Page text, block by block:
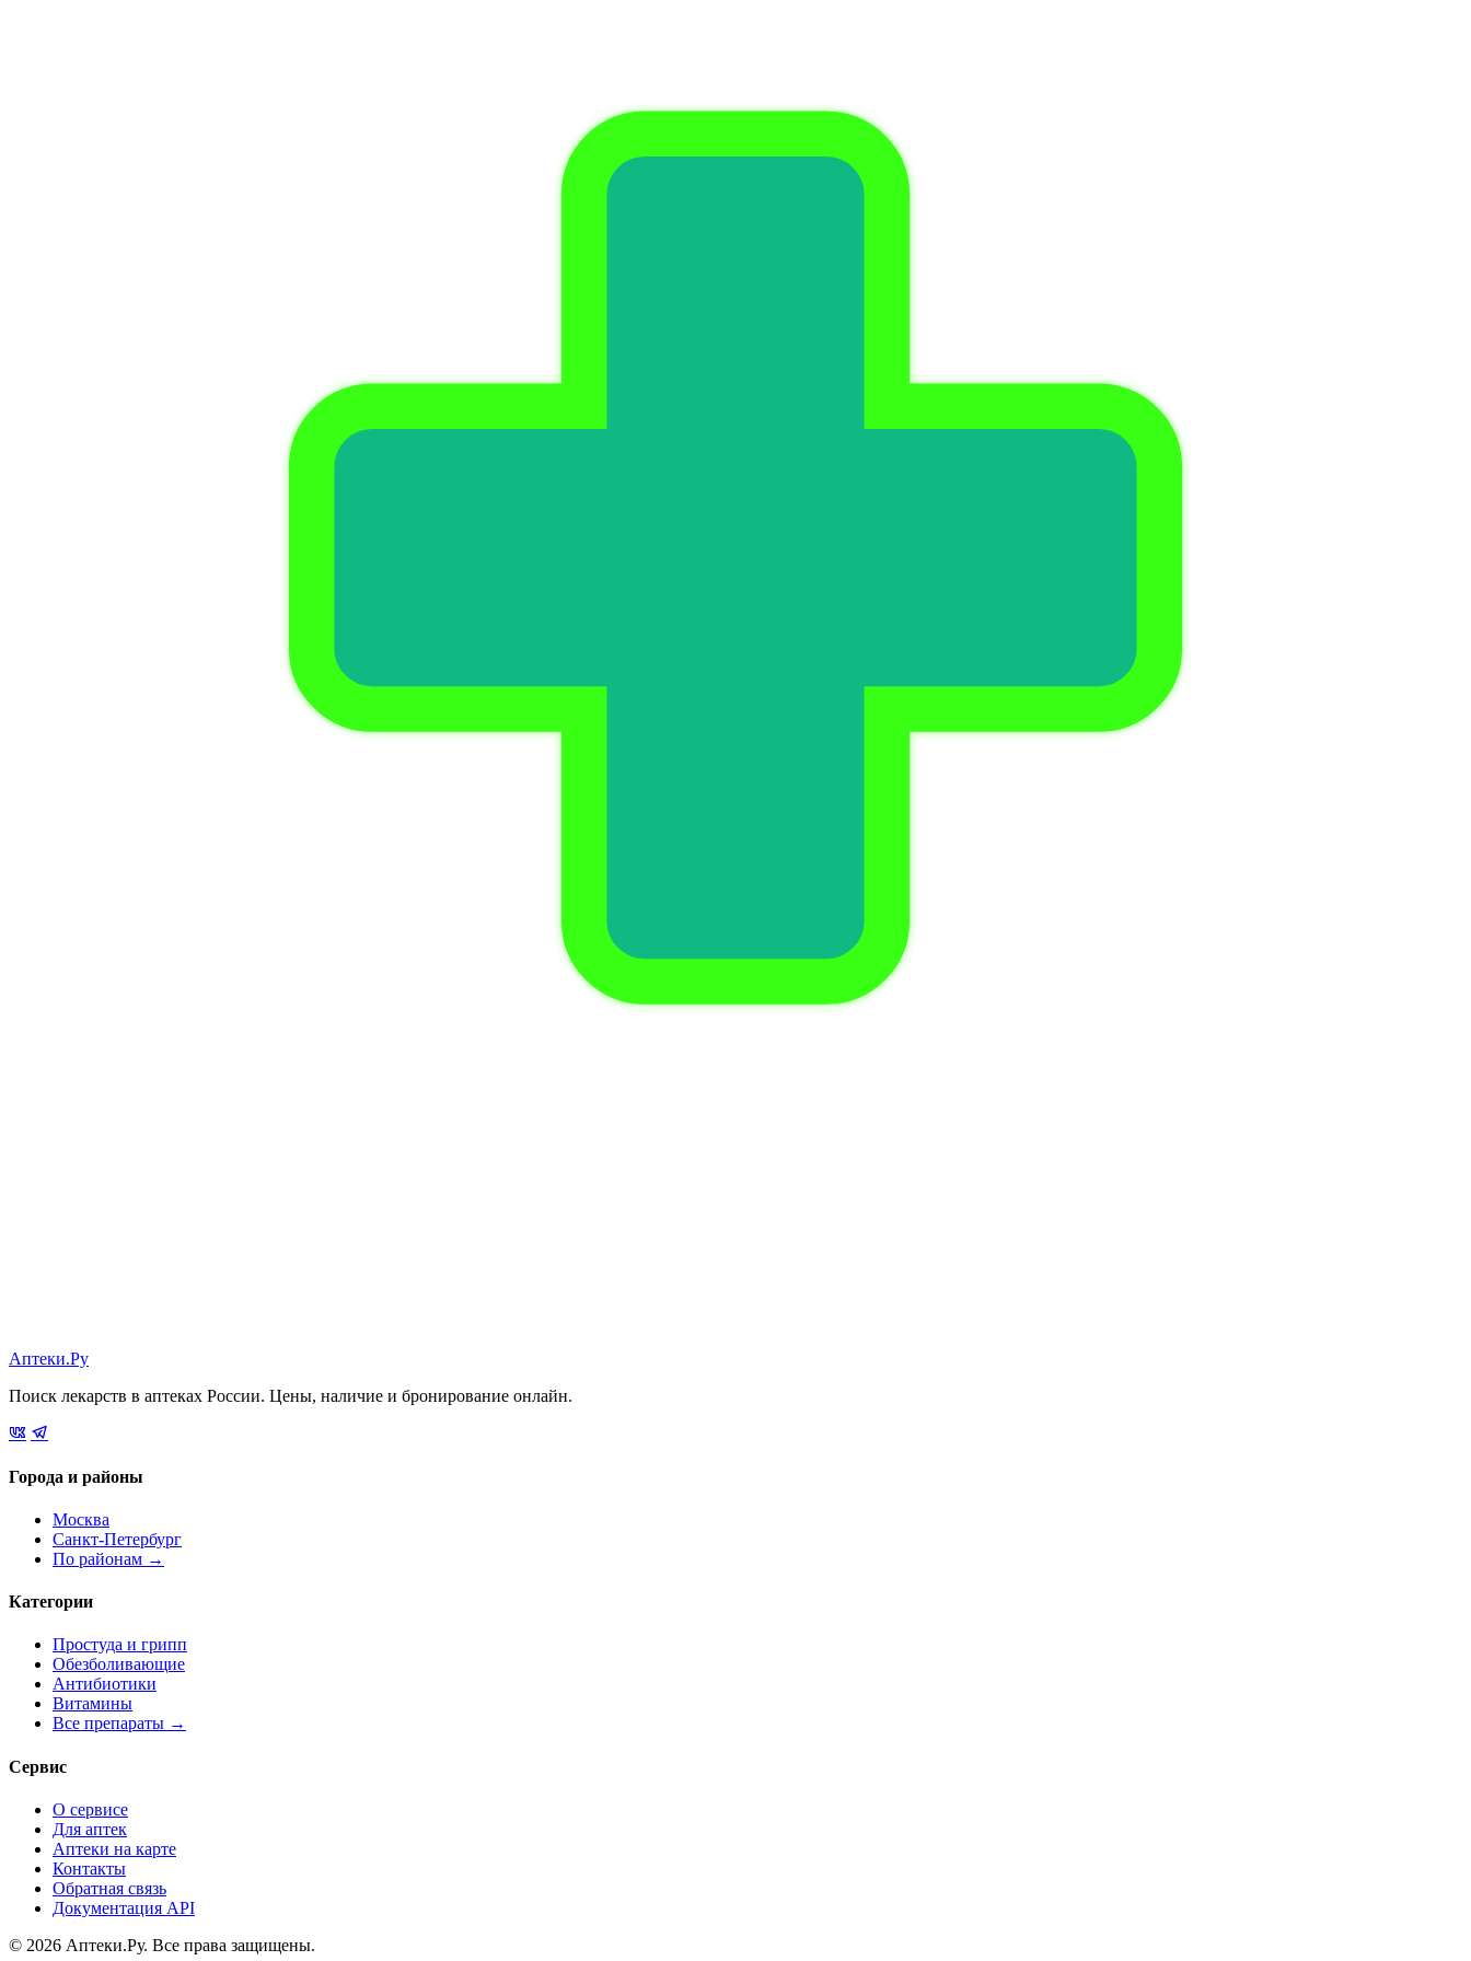
Аптеки.Ру
Поиск лекарств в аптеках России. Цены, наличие и бронирование онлайн.
Города и районы
Москва
Санкт-Петербург
По районам →
Категории
Простуда и грипп
Обезболивающие
Антибиотики
Витамины
Все препараты →
Сервис
О сервисе
Для аптек
Аптеки на карте
Контакты
Обратная связь
Документация API
© 2026 Аптеки.Ру. Все права защищены.